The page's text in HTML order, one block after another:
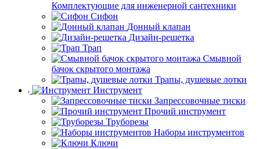
Комплектующие для инженерной сантехники
Сифон
Донный клапан
Дизайн-решетка
Трап
Смывной
бачок скрытого монтажа
Трапы, душевые лотки
Инструмент
Запрессовочные тиски
Прочий инструмент
Труборезы
Наборы инструментов
Ключи